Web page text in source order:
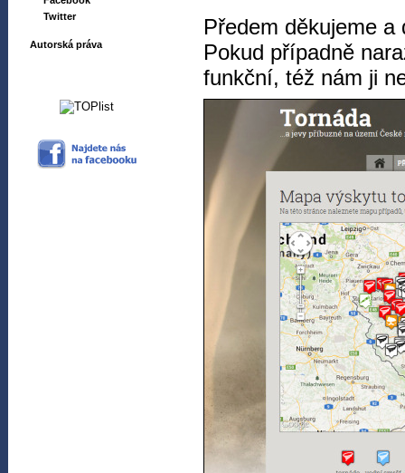
Twitter
Autorská práva
Předem děkujeme
Pokud případně
funkční, též nám ji